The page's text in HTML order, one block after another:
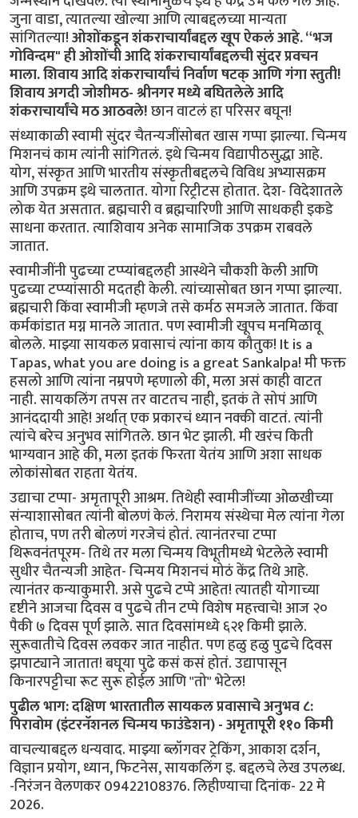
जुना वाडा, त्यातल्या खोल्या आणि त्याबद्दलच्या मान्यता
सांगितल्या!ओशोंकडून शंकराचार्यांबद्दल खूप ऐकलं आहे. “भज
गोविन्दम" ही ओशोंची आदि शंकराचार्यांबद्दलची सुंदर प्रवचन
माला. शिवाय आदि शंकराचार्यांचं निर्वाण षटक् आणि गंगा स्तुती!
शिवाय अगदी जोशीमठ- श्रीनगर मध्ये बघितलेले आदि
शंकराचार्यांचे मठ आठवले!छान वाटलं हा परिसर बघून!
संध्याकाळी स्वामी सुंदर चैतन्यजींसोबत खास गप्पा झाल्या. चिन्मय
मिशनचं काम त्यांनी सांगितलं. इथे चिन्मय विद्यापीठसुद्धा आहे.
योग, संस्कृत आणि भारतीय संस्कृतीबद्दलचे विविध अभ्यासक्रम
आणि उपक्रम इथे चालतात. योगा रिट्रीटस होतात. देश- विदेशातले
लोक येत असतात. ब्रह्मचारी व ब्रह्मचारिणी आणि साधकही इकडे
साधना करतात. त्याशिवाय अनेक सामाजिक उपक्रम राबवले
जातात.
स्वामीजींनी पुढच्या टप्प्यांबद्दलही आस्थेने चौकशी केली आणि
पुढच्या टप्प्यांसाठी मदतही केली. त्यांच्यासोबत छान गप्पा झाल्या.
ब्रह्मचारी किंवा स्वामीजी म्हणजे तसे कर्मठ समजले जातात. किंवा
कर्मकांडात मग्न मानले जातात. पण स्वामीजी खूपच मनमिळावू
बोलले. माझ्या सायकल प्रवासाचं त्यांना काय कौतुक! It is a
Tapas, what you are doing is a great Sankalpa! मी फक्त
हसलो आणि त्यांना नम्रपणे म्हणालो की, मला असं काही वाटत
नाही. सायकलिंग तपस तर वाटतच नाही, इतकं ते सोपं आणि
आनंददायी आहे! अर्थात् एक प्रकारचं ध्यान नक्की वाटतं. त्यांनी
त्यांचे बरेच अनुभव सांगितले. छान भेट झाली. मी खरंच किती
भाग्यवान आहे की, मला इतकं फिरता येतंय आणि अशा साधक
लोकांसोबत राहता येतंय.
उद्याचा टप्पा- अमृतापूरी आश्रम. तिथेही स्वामीजींच्या ओळखीच्या
संन्याशासोबत त्यांनी बोलणं केलं. निरामय संस्थेचा मेल त्यांना गेला
होताच, पण तरी बोलणं गरजेचं होतं. त्यानंतरचा टप्पा
थिरूवनंतपूरम- तिथे तर मला चिन्मय विभूतीमध्ये भेटलेले स्वामी
सुधीर चैतन्यजी आहेत- चिन्मय मिशनचं मोठं केंद्र तिथे आहे.
त्यानंतर कन्याकुमारी. असे पुढचे टप्पे आहेत! त्यातही योगाच्या
दृष्टीने आजचा दिवस व पुढचे तीन टप्पे विशेष महत्त्वाचे! आज २०
पैकी ७ दिवस पूर्ण झाले. सात दिवसांमध्ये ६२१ किमी‌ झाले.
सुरूवातीचे दिवस लवकर जात नाहीत. पण हळु हळु पुढचे दिवस
झपाट्याने जातात! बघूया पुढे कसं कसं होतं. उद्यापासून
किनारपट्टीचा रूट सुरू होईल आणि "तो" भेटेल!
पुढील भाग: दक्षिण भारतातील सायकल प्रवासाचे अनुभव ८:
पिरावोम (इंटरनॅशनल चिन्मय फाउंडेशन) - अमृतापूरी ११० किमी
वाचल्याबद्दल धन्यवाद. माझ्या ब्लॉगवर ट्रेकिंग, आकाश दर्शन,
विज्ञान प्रयोग, ध्यान, फिटनेस, सायकलिंग इ. बद्दलचे लेख उपलब्ध.
-निरंजन वेलणकर 09422108376. लिहीण्याचा दिनांक- 22 मे
2026.